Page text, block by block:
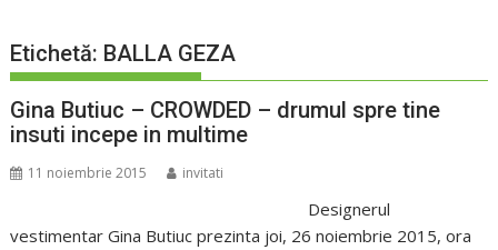
Etichetă: BALLA GEZA
Gina Butiuc – CROWDED – drumul spre tine
insuti incepe in multime
11 noiembrie 2015 invitati
Designerul
vestimentar Gina Butiuc prezinta joi, 26 noiembrie 2015, ora